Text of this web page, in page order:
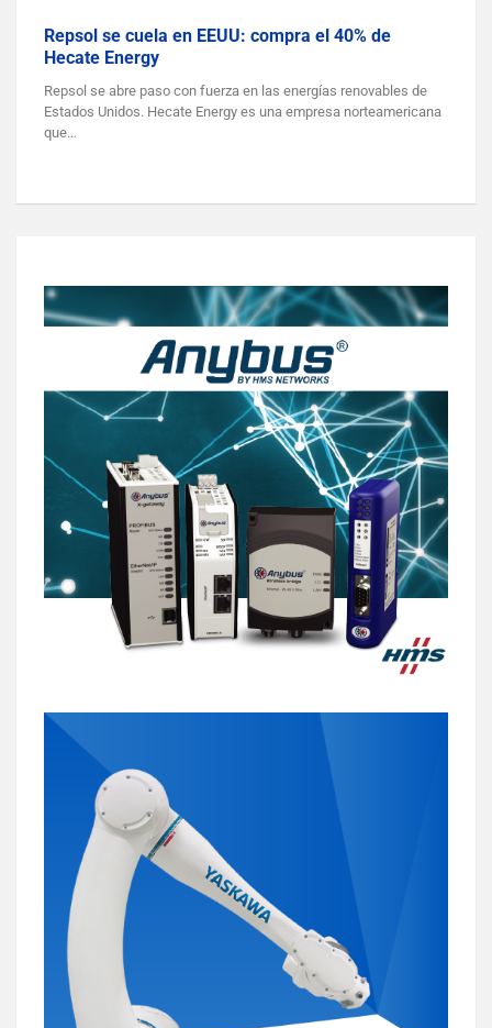
Repsol se cuela en EEUU: compra el 40% de
Hecate Energy
Repsol se abre paso con fuerza en las energías renovables de
Estados Unidos. Hecate Energy es una empresa norteamericana
que…